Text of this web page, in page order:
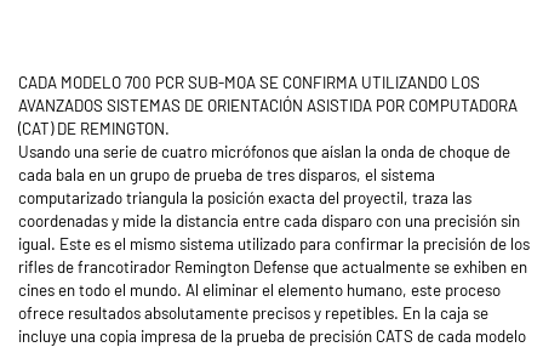
CADA MODELO 700 PCR SUB-MOA SE CONFIRMA UTILIZANDO LOS
AVANZADOS SISTEMAS DE ORIENTACIÓN ASISTIDA POR COMPUTADORA
(CAT) DE REMINGTON.
Usando una serie de cuatro micrófonos que aíslan la onda de choque de
cada bala en un grupo de prueba de tres disparos, el sistema
computarizado triangula la posición exacta del proyectil, traza las
coordenadas y mide la distancia entre cada disparo con una precisión sin
igual. Este es el mismo sistema utilizado para confirmar la precisión de los
rifles de francotirador Remington Defense que actualmente se exhiben en
cines en todo el mundo. Al eliminar el elemento humano, este proceso
ofrece resultados absolutamente precisos y repetibles. En la caja se
incluye una copia impresa de la prueba de precisión CATS de cada modelo